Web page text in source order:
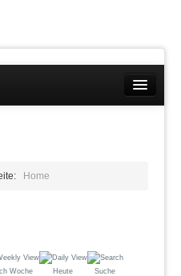
Home
Woche Heute Suche